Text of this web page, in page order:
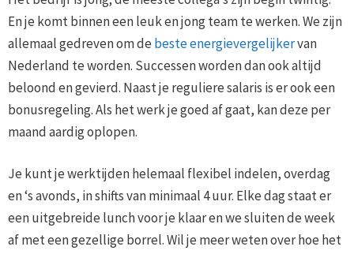
En je komt binnen een leuk en jong team te werken. We zijn
allemaal gedreven om de beste energievergelijkervan
Nederland te worden. Successen worden dan ook altijd
beloond en gevierd. Naast je reguliere salaris is er ook een
bonusregeling. Als het werk je goed af gaat, kan deze per
maand aardig oplopen.
Je kunt je werktijden helemaal flexibel indelen, overdag
en ‘s avonds, in shifts van minimaal 4 uur. Elke dag staat er
een uitgebreide lunch voor je klaar en we sluiten de week
af met een gezellige borrel. Wil je meer weten over hoe het